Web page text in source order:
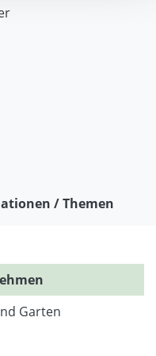
/ Themen
Garten